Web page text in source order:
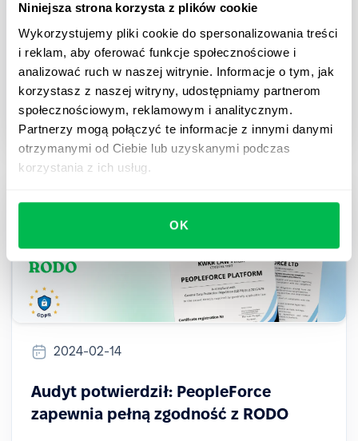
Niniejsza strona korzysta z plików cookie
Wykorzystujemy pliki cookie do spersonalizowania treści
i reklam, aby oferować funkcje społecznościowe i
analizować ruch w naszej witrynie. Informacje o tym, jak
korzystasz z naszej witryny, udostępniamy partnerom
społecznościowym, reklamowym i analitycznym.
Partnerzy mogą połączyć te informacje z innymi danymi
otrzymanymi od Ciebie lub uzyskanymi podczas
korzystania z ich usług.
OK
przez Pracuj Ventures
PeopleForce informuje o pozyskaniu 2 milionów
dolarów w ramach kolejnej transzy inwestycyjnej.
Inside PeopleForce
2024-02-14
Audyt potwierdził: PeopleForce
zapewnia pełną zgodność z RODO